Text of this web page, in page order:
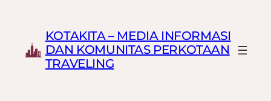
KOTAKITA – MEDIA INFORMASI
DAN KOMUNITAS PERKOTAAN
TRAVELING